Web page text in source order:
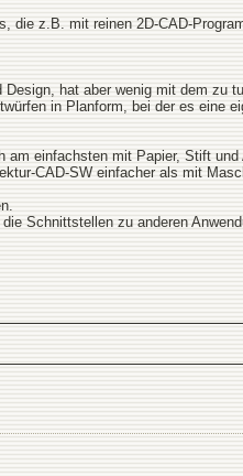
die z.B. mit reinen 2D-CAD-
hat aber wenig mit dem zu
in Planform, bei der es eine
am einfachsten mit Papier, Stift
CAD-SW einfacher als mit
Schnittstellen zu anderen